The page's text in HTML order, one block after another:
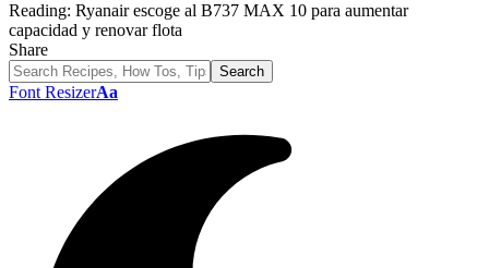
Reading: Ryanair escoge al B737 MAX 10 para aumentar
capacidad y renovar flota
Share
Font ResizerAa